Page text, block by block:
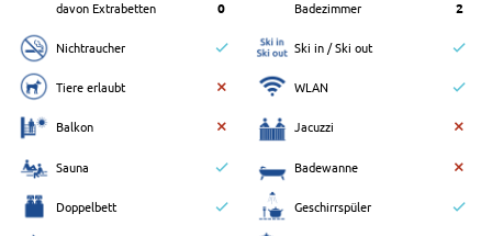
davon Extrabetten 0 Badezimmer 2
Nichtraucher Ski in / Ski out
Tiere erlaubt WLAN
Balkon Jacuzzi
Sauna Badewanne
Doppelbett Geschirrspüler